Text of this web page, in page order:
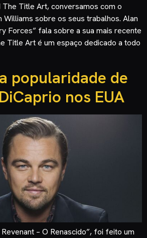
Title Art, conversamos com o
Williams sobre os seus trabalhos. Alan
Forces” fala sobre a sua mais recente
Title Art é um espaço dedicado a todo
popularidade de
nos EUA
– O Renascido”, foi feito um